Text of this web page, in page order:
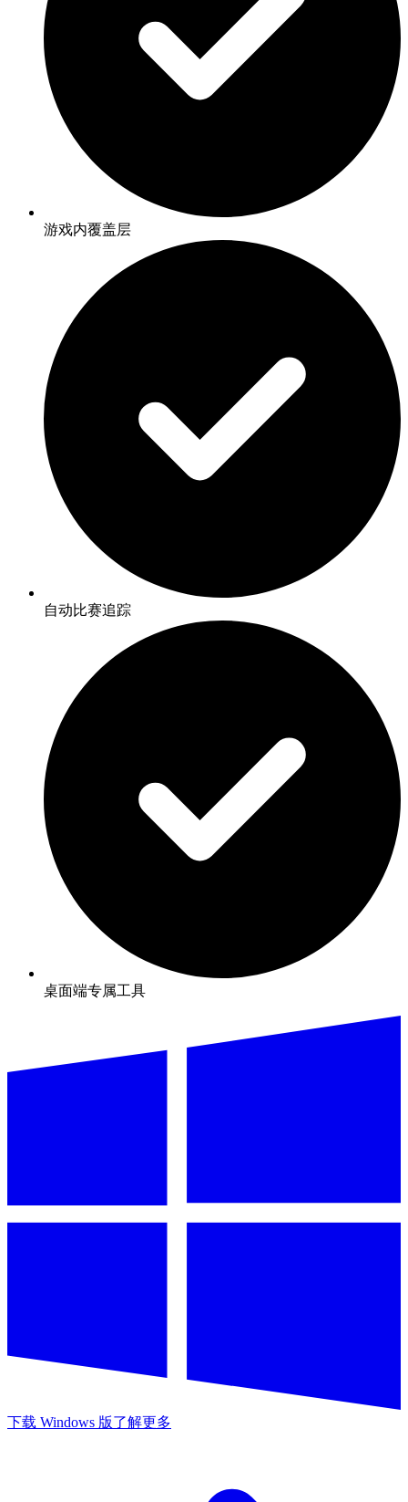
游戏内覆盖层
自动比赛追踪
桌面端专属工具
下载 Windows 版了解更多